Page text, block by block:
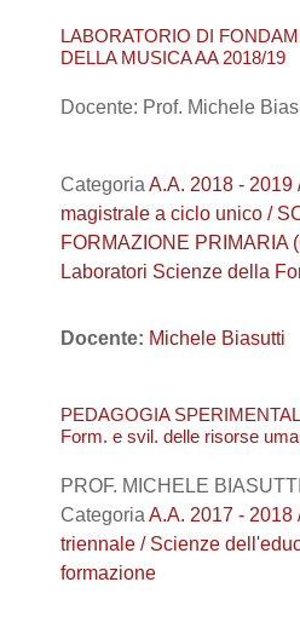
LABORATORIO DI
DELLA MUSICA AA 2018/19
Docente: Prof. Michele
Categoria A.A. 2018 - 2019
magistrale a ciclo unico /
FORMAZIONE PRIMARIA
Laboratori Scienze della
Docente: Michele Biasutti
PEDAGOGIA
Form. e svil. delle risorse
PROF. MICHELE BIASUTTI
Categoria A.A. 2017 - 2018
triennale / Scienze
formazione